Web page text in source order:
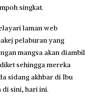
singkat.
laman web
pelaburan yang
mangsa akan diambil
sehingga mereka
sidang akhbar di Ibu
di sini, hari ini.